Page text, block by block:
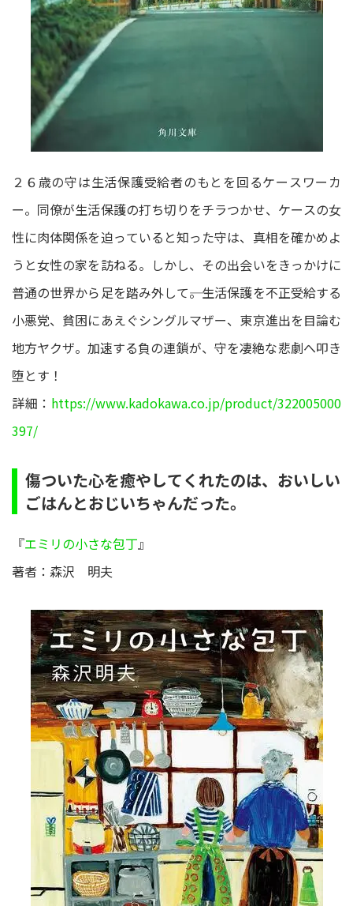
２６歳の守は生活保護受給者のもとを回るケースワーカ
ー。同僚が生活保護の打ち切りをチラつかせ、ケースの女
性に肉体関係を迫っていると知った守は、真相を確かめよ
うと女性の家を訪ねる。しかし、その出会いをきっかけに
普通の世界から足を踏み外して――。生活保護を不正受給する
小悪党、貧困にあえぐシングルマザー、東京進出を目論む
地方ヤクザ。加速する負の連鎖が、守を凄絶な悲劇へ叩き
堕とす！
詳細： https://www.kadokawa.co.jp/product/322005000
397/
傷ついた心を癒やしてくれたのは、おいしい
ごはんとおじいちゃんだった。
『エミリの小さな包丁』
著者：森沢 明夫